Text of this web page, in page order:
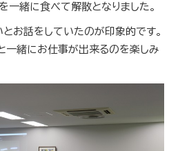
一緒に食べて解散となりました。
お話をしていたのが印象的です。
一緒にお仕事が出来るのを楽しみ